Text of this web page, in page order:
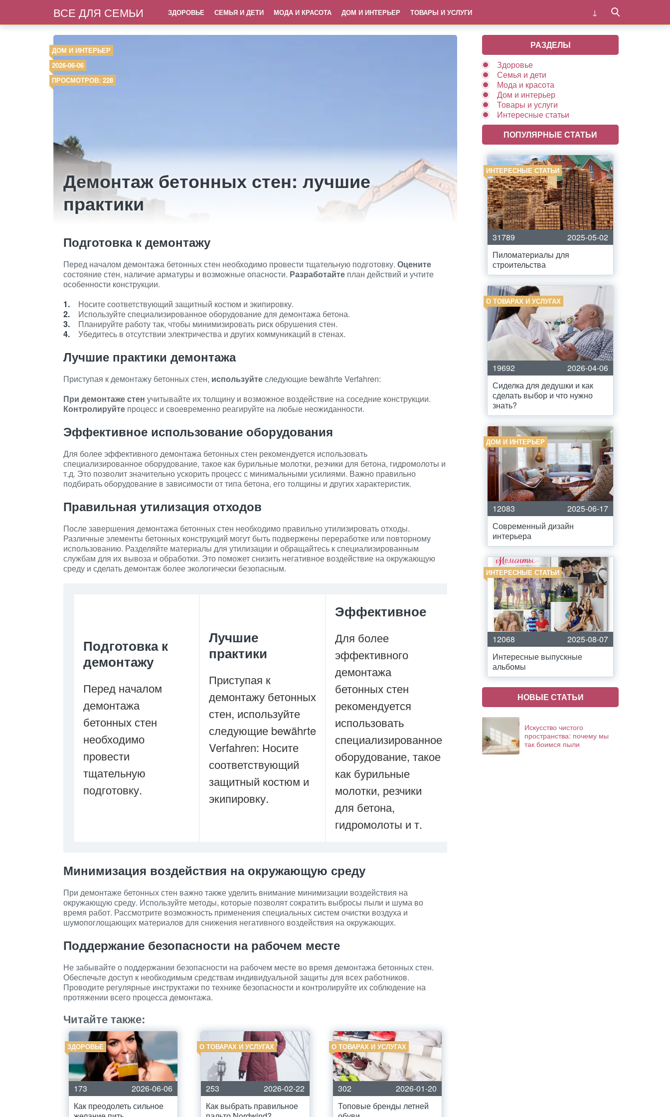
ВСЕ ДЛЯ СЕМЬИ ЗДОРОВЬЕ СЕМЬЯ И ДЕТИ МОДА И КРАСОТА ДОМ И ИНТЕРЬЕР ТОВАРЫ И УСЛУГИ
ДОМ И ИНТЕРЬЕР
2026-06-06
ПРОСМОТРОВ: 228
Демонтаж бетонных стен: лучшие
практики
Подготовка к демонтажу
Перед началом демонтажа бетонных стен необходимо провести тщательную подготовку. Оцените
состояние стен, наличие арматуры и возможные опасности. Разработайте план действий и учтите
особенности конструкции.
Носите соответствующий защитный костюм и экипировку.
Используйте специализированное оборудование для демонтажа бетона.
Планируйте работу так, чтобы минимизировать риск обрушения стен.
Убедитесь в отсутствии электричества и других коммуникаций в стенах.
Лучшие практики демонтажа
Приступая к демонтажу бетонных стен, используйтеследующие bewährte Verfahren:
При демонтаже стен учитывайте их толщину и возможное воздействие на соседние конструкции.
Контролируйте процесс и своевременно реагируйте на любые неожиданности.
Эффективное использование оборудования
Для более эффективного демонтажа бетонных стен рекомендуется использовать
специализированное оборудование, такое как бурильные молотки, резчики для бетона, гидромолоты и
т.д. Это позволит значительно ускорить процесс с минимальными усилиями. Важно правильно
подбирать оборудование в зависимости от типа бетона, его толщины и других характеристик.
Правильная утилизация отходов
После завершения демонтажа бетонных стен необходимо правильно утилизировать отходы.
Различные элементы бетонных конструкций могут быть подвержены переработке или повторному
использованию. Разделяйте материалы для утилизации и обращайтесь к специализированным
службам для их вывоза и обработки. Это поможет снизить негативное воздействие на окружающую
среду и сделать демонтаж более экологически безопасным.
Подготовка к
демонтажу
Перед началом
демонтажа
бетонных стен
необходимо
провести
тщательную
подготовку.
Лучшие
практики
Приступая к
демонтажу бетонных
стен, используйте
следующие bewährte
Verfahren: Носите
соответствующий
защитный костюм и
экипировку.
Эффективное
Для более
эффективного
демонтажа
бетонных стен
рекомендуется
использовать
специализированное
оборудование, такое
как бурильные
молотки, резчики
для бетона,
гидромолоты и т.
Минимизация воздействия на окружающую среду
При демонтаже бетонных стен важно также уделить внимание минимизации воздействия на
окружающую среду. Используйте методы, которые позволят сократить выбросы пыли и шума во
время работ. Рассмотрите возможность применения специальных систем очистки воздуха и
шумопоглощающих материалов для снижения негативного воздействия на окружающих.
Поддержание безопасности на рабочем месте
Не забывайте о поддержании безопасности на рабочем месте во время демонтажа бетонных стен.
Обеспечьте доступ к необходимым средствам индивидуальной защиты для всех работников.
Проводите регулярные инструктажи по технике безопасности и контролируйте их соблюдение на
протяжении всего процесса демонтажа.
Читайте также:
ЗДОРОВЬЕ
173
2026-06-06
Как преодолеть сильное
О ТОВАРАХ И УСЛУГАХ
253
2026-02-22
Как выбрать правильное
О ТОВАРАХ И УСЛУГАХ
302
2026-01-20
Топовые бренды летней
РАЗДЕЛЫ
Здоровье
Семья и дети
Мода и красота
Дом и интерьер
Товары и услуги
Интересные статьи
ПОПУЛЯРНЫЕ СТАТЬИ
ИНТЕРЕСНЫЕ СТАТЬИ
31789
2025-05-02
Пиломатериалы для
строительства
О ТОВАРАХ И УСЛУГАХ
19692
2026-04-06
Сиделка для дедушки и как
сделать выбор и что нужно
знать?
ДОМ И ИНТЕРЬЕР
12083
2025-06-17
Современный дизайн
интерьера
ИНТЕРЕСНЫЕ СТАТЬИ
12068
2025-08-07
Интересные выпускные
альбомы
НОВЫЕ СТАТЬИ
Искусство чистого
пространства: почему мы
так боимся пыли